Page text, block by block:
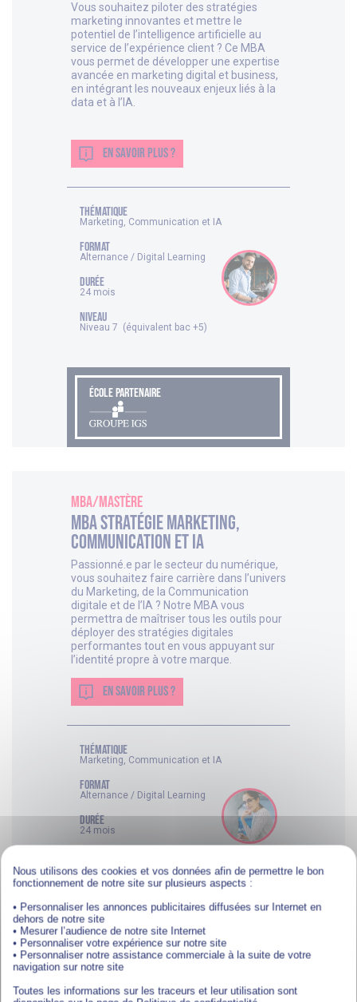
Vous souhaitez piloter des stratégies
marketing innovantes et mettre le
potentiel de l’intelligence artificielle au
service de l’expérience client ? Ce MBA
vous permet de développer une expertise
avancée en marketing digital et business,
en intégrant les nouveaux enjeux liés à la
data et à l’IA.
EN SAVOIR PLUS ?
thématique
Marketing, Communication et IA
FORMAT
Alternance / Digital Learning
DURÉE
24 mois
NIVEAU
Niveau 7 (équivalent bac +5)
ÉCOLE PARTENAIRE
MBA/Mastère
MBA Stratégie Marketing,
Communication et IA
Passionné.e par le secteur du numérique,
vous souhaitez faire carrière dans l’univers
du Marketing, de la Communication
digitale et de l’IA ? Notre MBA vous
permettra de maîtriser tous les outils pour
déployer des stratégies digitales
performantes tout en vous appuyant sur
l’identité propre à votre marque.
EN SAVOIR PLUS ?
thématique
Marketing, Communication et IA
FORMAT
Alternance / Digital Learning
DURÉE
24 mois
Niveau 7 (équivalent bac +5)
Bachelor
Bachelor Chef de projet Digital
Nous utilisons des cookies et vos données afin de permettre le bon
fonctionnement de notre site sur plusieurs aspects :
• Personnaliser les annonces publicitaires diffusées sur Internet en
dehors de notre site
• Mesurer l’audience de notre site Internet
• Personnaliser votre expérience sur notre site
• Personnaliser notre assistance commerciale à la suite de votre
navigation sur notre site
Toutes les informations sur les traceurs et leur utilisation sont